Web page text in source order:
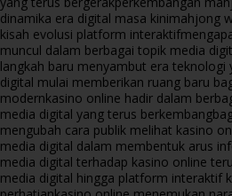
dinamika era digital masa kinimahjong
kisah evolusi platform interaktif
muncul dalam berbagai topik media
langkah baru menyambut era teknologi
digital mulai memberikan ruang baru
modernkasino online hadir dalam
media digital yang terus berkembang
mengubah cara publik melihat kasino
media digital dalam membentuk arus
media digital terhadap kasino online
media digital hingga platform interaktif